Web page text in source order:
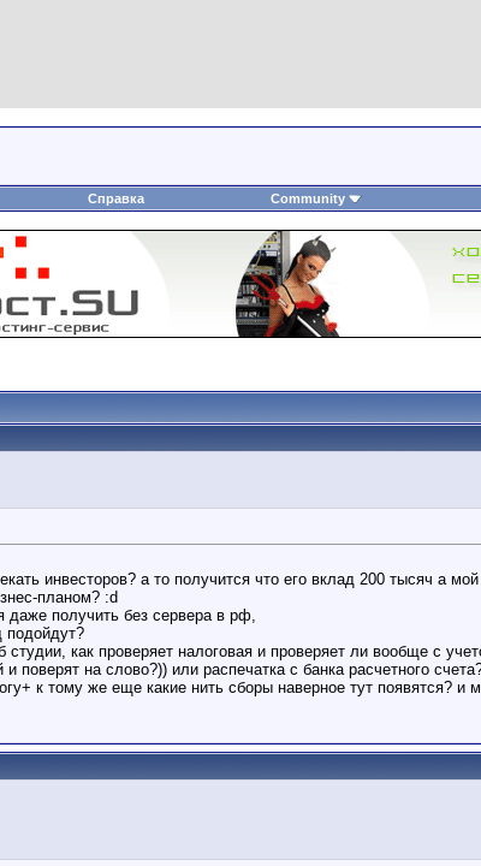
Справка Community
инвесторов? а то получится что его вклад 200 тысяч а
планом? :d
даже получить без сервера в рф,
подойдут?
студии, как проверяет налоговая и проверяет ли вообще с
поверят на слово?)) или распечатка с банка расчетного
к тому же еще какие нить сборы наверное тут появятся?